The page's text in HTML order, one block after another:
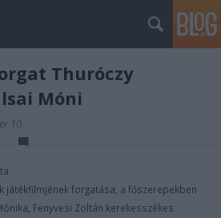
Thuróczy
Móni
10.
játékfilmjének forgatása, a főszerepekben
Fenyvesi Zoltán kerekesszékes